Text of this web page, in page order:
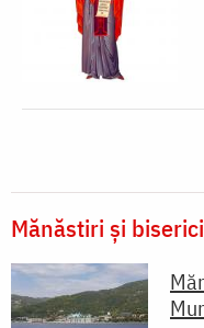
Mănăstiri și biserici